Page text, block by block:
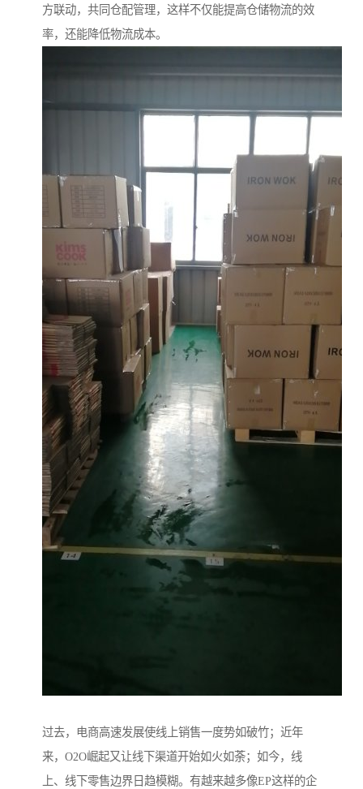
方联动，共同仓配管理，这样不仅能提高仓储物流的效
率，还能降低物流成本。
过去，电商高速发展使线上销售一度势如破竹；近年
来，O2O崛起又让线下渠道开始如火如荼；如今，线
上、线下零售边界日趋模糊。有越来越多像EP这样的企